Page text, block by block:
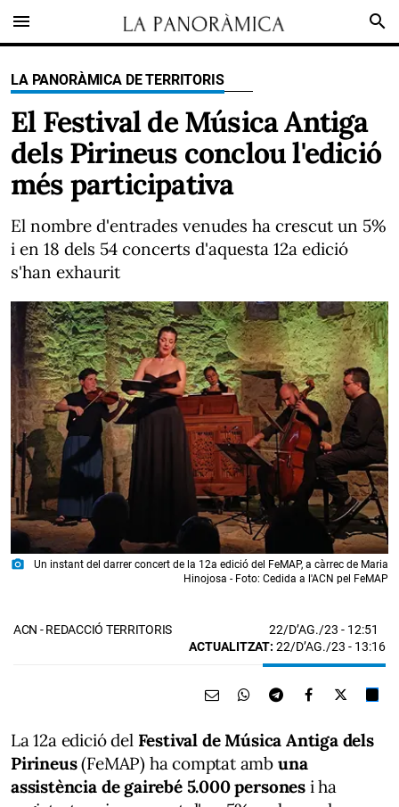
menu search
LA PANORÀMICA DE TERRITORIS
El Festival de Música Antiga
dels Pirineus conclou l'edició
més participativa
El nombre d'entrades venudes ha crescut un 5%
i en 18 dels 54 concerts d'aquesta 12a edició
s'han exhaurit
photo_camera
Un instant del darrer concert de la 12a edició del FeMAP, a càrrec de Maria
Hinojosa - Foto: Cedida a l'ACN pel FeMAP
ACN - REDACCIÓ TERRITORIS 22/D’AG./23 - 12:51
ACTUALITZAT: 22/D’AG./23 - 13:16
La 12a edició del Festival de Música Antiga dels
Pirineus(FeMAP) ha comptat amb una
assistència de gairebé 5.000 persones i ha